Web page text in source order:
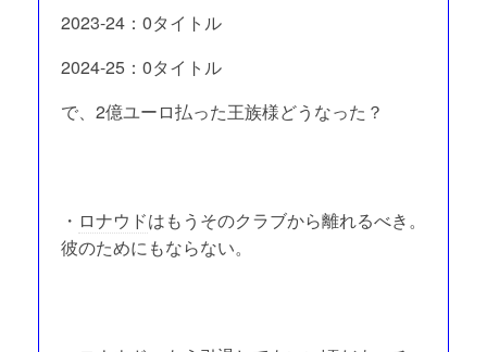
2023-24：0タイトル
2024-25：0タイトル
で、2億ユーロ払った王族様どうなった？
・ ロナウドはもうそのクラブから離れるべき。
彼のためにもならない。